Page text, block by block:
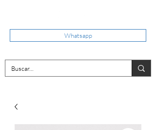
Whatsapp